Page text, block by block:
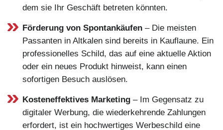
dem sie Ihr Geschäft betreten könnten.
Förderung von Spontankäufen – Die meisten
Passanten in Altkalen sind bereits in Kauflaune. Ein
professionelles Schild, das auf eine aktuelle Aktion
oder ein neues Produkt hinweist, kann einen
sofortigen Besuch auslösen.
Kosteneffektives Marketing – Im Gegensatz zu
digitaler Werbung, die wiederkehrende Zahlungen
erfordert, ist ein hochwertiges Werbeschild eine